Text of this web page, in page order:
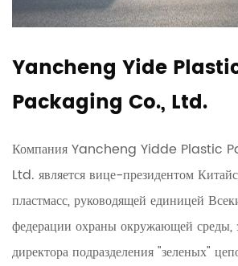
Yancheng Yide
Packaging Co., Ltd.
Компания Yancheng Yidde Plastic
Ltd. является вице-президентом
пластмасс, руководящей единицей
федерации охраны окружающей среды,
директора подразделения "зеленых"